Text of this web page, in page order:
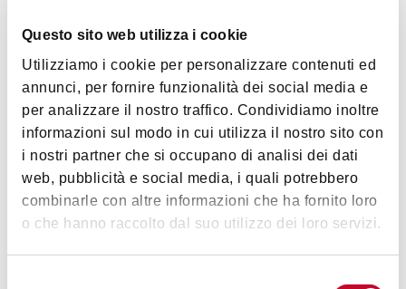
Questo sito web utilizza i cookie
Utilizziamo i cookie per personalizzare contenuti ed
annunci, per fornire funzionalità dei social media e
per analizzare il nostro traffico. Condividiamo inoltre
informazioni sul modo in cui utilizza il nostro sito con
i nostri partner che si occupano di analisi dei dati
web, pubblicità e social media, i quali potrebbero
combinarle con altre informazioni che ha fornito loro
o che hanno raccolto dal suo utilizzo dei loro servizi.
门票
城堡设有导游，只对报名跟导游参观的团开放。导游
时刻表可以在www.bentivoglio.bo.it看到。
心情